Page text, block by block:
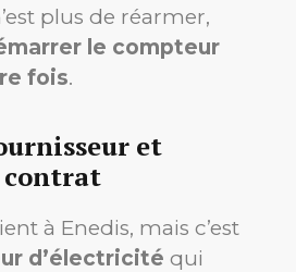
plus de réarmer,
le compteur
fois.
et
contrat
à Enedis, mais c’est
d’électricité qui